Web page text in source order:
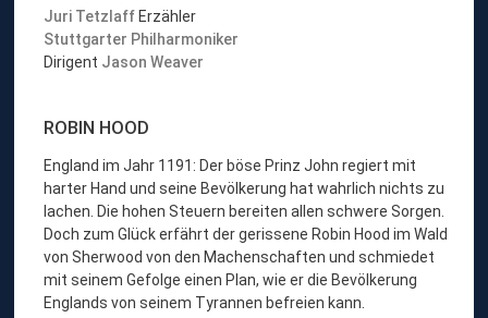
e
r
u
F
m
i
l
i
e
n
“
Juri Tetzlaff Erzähler
Stuttgarter Philharmoniker
Dirigent Jason Weaver
ROBIN HOOD
England im Jahr 1191: Der böse Prinz John regiert mit
harter Hand und seine Bevölkerung hat wahrlich nichts zu
lachen. Die hohen Steuern bereiten allen schwere Sorgen.
Doch zum Glück erfährt der gerissene Robin Hood im Wald
von Sherwood von den Machenschaften und schmiedet
mit seinem Gefolge einen Plan, wie er die Bevölkerung
Englands von seinem Tyrannen befreien kann.